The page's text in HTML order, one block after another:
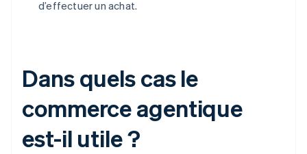
d’effectuer un achat.
Dans quels cas le
commerce agentique
est-il utile ?